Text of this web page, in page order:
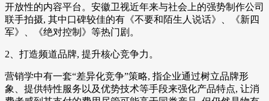
开放性的内容平台。安徽卫视近年来与社会上的强势制作公司
联手拍摄, 其中口碑较佳的有《不要和陌生人说话》、《新四
军》、《绝对控制》等热门剧。
2、打造频道品牌, 提升核心竞争力。
营销学中有一套“差异化竞争”策略, 指企业通过树立品牌形
象、提供特性服务以及优势技术等手段来强化产品特点, 让消